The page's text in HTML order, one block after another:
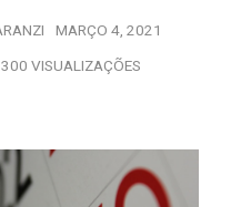
MARÇO 4, 2021
300 VISUALIZAÇÕES